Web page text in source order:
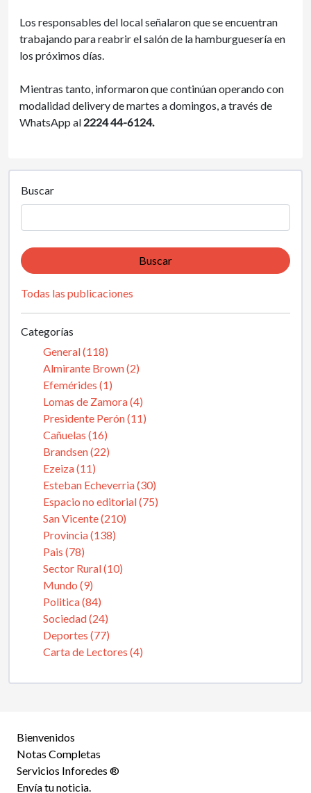
Los responsables del local señalaron que se encuentran
trabajando para reabrir el salón de la hamburguesería en
los próximos días.
Mientras tanto, informaron que continúan operando con
modalidad delivery de martes a domingos, a través de
WhatsApp al 2224 44-6124.
Buscar
Buscar
Todas las publicaciones
Categorías
General (118)
Almirante Brown (2)
Efemérides (1)
Lomas de Zamora (4)
Presidente Perón (11)
Cañuelas (16)
Brandsen (22)
Ezeiza (11)
Esteban Echeverria (30)
Espacio no editorial (75)
San Vicente (210)
Provincia (138)
Pais (78)
Sector Rural (10)
Mundo (9)
Politica (84)
Sociedad (24)
Deportes (77)
Carta de Lectores (4)
Bienvenidos
Notas Completas
Servicios Inforedes ®
Envía tu noticia.